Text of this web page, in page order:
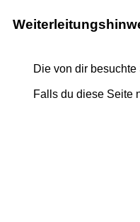
Die von dir
Falls du diese Seite